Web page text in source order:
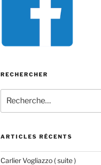
RECHERCHER
pour
:
ARTICLES RÉCENTS
Carlier Vogliazzo ( suite )